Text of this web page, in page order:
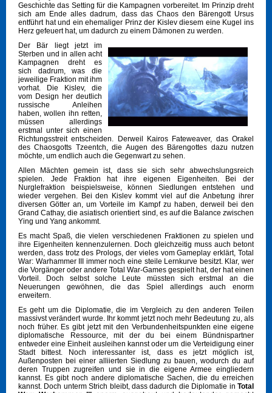
Geschichte das Setting für die Kampagnen vorbereitet. Im Prinzip dreht
sich am Ende alles dadrum, dass das Chaos den Bärengott Ursus
entführt hat und ein ehemaliger Prinz der Kislev diesem eine Kugel ins
Herz gefeuert hat, um dadurch zu einem Dämonen zu werden.
Der Bär liegt jetzt im
Sterben und in allen acht
Kampagnen dreht es
sich dadrum, was die
jeweilige Fraktion mit ihm
vorhat. Die Kislev, die
vom Design her deutlich
russische Anleihen
haben, wollen ihn retten,
müssen allerdings
erstmal unter sich einen
Richtungsstreit entscheiden. Derweil Kairos Fateweaver, das Orakel
des Chaosgotts Tzeentch, die Augen des Bärengottes dazu nutzen
möchte, um endlich auch die Gegenwart zu sehen.
Allen Mächten gemein ist, dass sie sich sehr abwechslungsreich
spielen. Jede Fraktion hat ihre eigenen Eigenheiten. Bei der
Nurglefraktion beispielsweise, können Siedlungen entstehen und
wieder vergehen. Bei den Kislev kommt viel auf die Anbetung ihrer
diversen Götter an, um Vorteile im Kampf zu haben, derweil bei den
Grand Cathay, die asiatisch orientiert sind, es auf die Balance zwischen
Ying und Yang ankommt.
Es macht Spaß, die vielen verschiedenen Fraktionen zu spielen und
ihre Eigenheiten kennenzulernen. Doch gleichzeitig muss auch betont
werden, dass trotz des Prologs, der vieles vom Gameplay erklärt, Total
War: Warhammer III immer noch eine steile Lernkurve besitzt. Klar, wer
die Vorgänger oder andere Total War-Games gespielt hat, der hat einen
Vorteil. Doch selbst solche Leute müssten sich erstmal an die
Neuerungen gewöhnen, die das Spiel allerdings auch enorm
erweitern.
Es geht um die Diplomatie, die im Vergleich zu den anderen Teilen
massivst verändert wurde. Ihr kommt jetzt noch mehr Bedeutung zu, als
noch früher. Es gibt jetzt mit den Verbundenheitspunkten eine eigene
diplomatische Ressource, mit der du bei einem Bündnispartner
entweder eine Einheit ausleihen kannst oder um die Verteidigung einer
Stadt bittest. Noch interessanter ist, dass es jetzt möglich ist,
Außenposten bei einer alliierten Siedlung zu bauen, wodurch du auf
deren Truppen zugreifen und sie in die eigene Armee eingliedern
kannst. Es gibt noch andere diplomatische Sachen, die du erreichen
kannst. Doch unterm Strich bleibt, dass dadurch die Diplomatie in Total